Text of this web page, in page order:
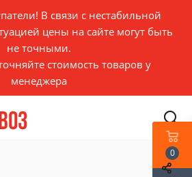
В связи с нестабильной
цены на сайте могут быть
не точными.
стоимость товаров у
менеджера
0